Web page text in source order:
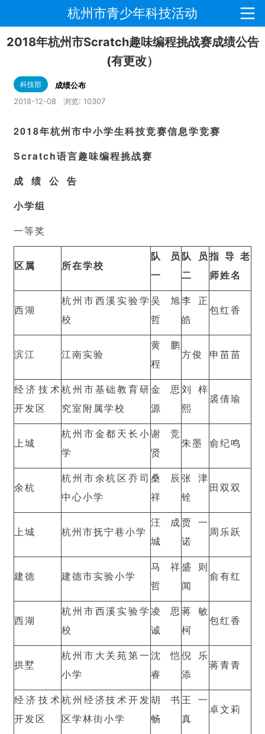
杭州市青少年科技活动
2018年杭州市Scratch趣味编程挑战赛成绩公告
(有更改）
科技部
成绩公布
2018-12-08
浏览: 10307
2018年杭州市中小学生科技竞赛信息学竞赛
Scratch语言趣味编程挑战赛
成 绩 公 告
小学组
一等奖
区属 所在学校
队员
一
队员
二
指导老
师姓名
西湖
杭州市西溪实验学
校
吴旭
哲
李正
皓
包红香
滨江 江南实验
黄鹏
程
方俊 申苗苗
经济技术
开发区
杭州市基础教育研
究室附属学校
金思
源
刘梓
熙
裘倩瑜
上城
杭州市金都天长小
学
谢竞
贤
朱墨 俞纪鸣
余杭
杭州市余杭区乔司
中心小学
桑辰
祥
张津
铨
田双双
上城 杭州市抚宁巷小学
汪成
城
贾一
诺
周乐跃
建德 建德市实验小学
马祥
哲
盛则
闻
俞有红
西湖
杭州市西溪实验学
校
凌思
诚
蒋敏
柯
包红香
拱墅
杭州市大关苑第一
小学
沈恺
睿
倪乐
添
蒋青青
经济技术
开发区
杭州经济技术开发
区学林街小学
胡书
畅
王一
真
卓文莉